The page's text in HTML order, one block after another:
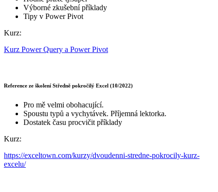
Výborné zkušební příklady
Tipy v Power Pivot
Kurz:
Kurz Power Query a Power Pivot
Reference ze školení Středně pokročilý Excel (10/2022)
Pro mě velmi obohacující.
Spoustu typů a vychytávek. Příjemná lektorka.
Dostatek času procvičit příklady
Kurz:
https://exceltown.com/kurzy/dvoudenni-stredne-pokrocily-kurz-
excelu/